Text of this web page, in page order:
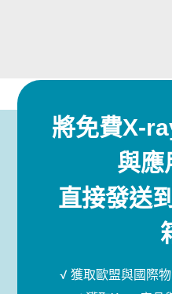
將免費X-
與應
直接發送
√ 獲取歐盟與國際